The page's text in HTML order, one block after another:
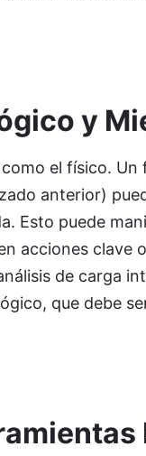
y
el físico.
anterior)
Esto puede
acciones clave
de carga
que debe